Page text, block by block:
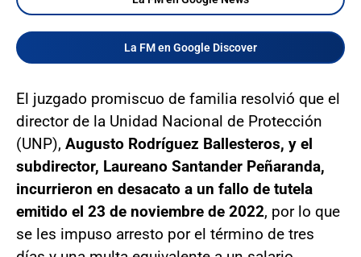
La FM en Google Discover
El juzgado promiscuo de familia resolvió que el
director de la Unidad Nacional de Protección
(UNP), Augusto Rodríguez Ballesteros, y el
subdirector, Laureano Santander Peñaranda,
incurrieron en desacato a un fallo de tutela
emitido el 23 de noviembre de 2022, por lo que
se les impuso arresto por el término de tres